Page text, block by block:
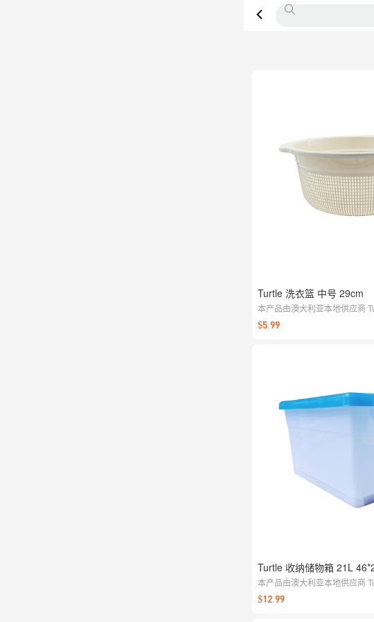
Turtle 洗衣篮 中号 29cm
本产品由澳大利亚本地供应商
量问题，请联系客服，我们将
$5.99
Turtle 收纳储物箱 21L
本产品由澳大利亚本地供应商
量问题，请联系客服，我们将
$12.99